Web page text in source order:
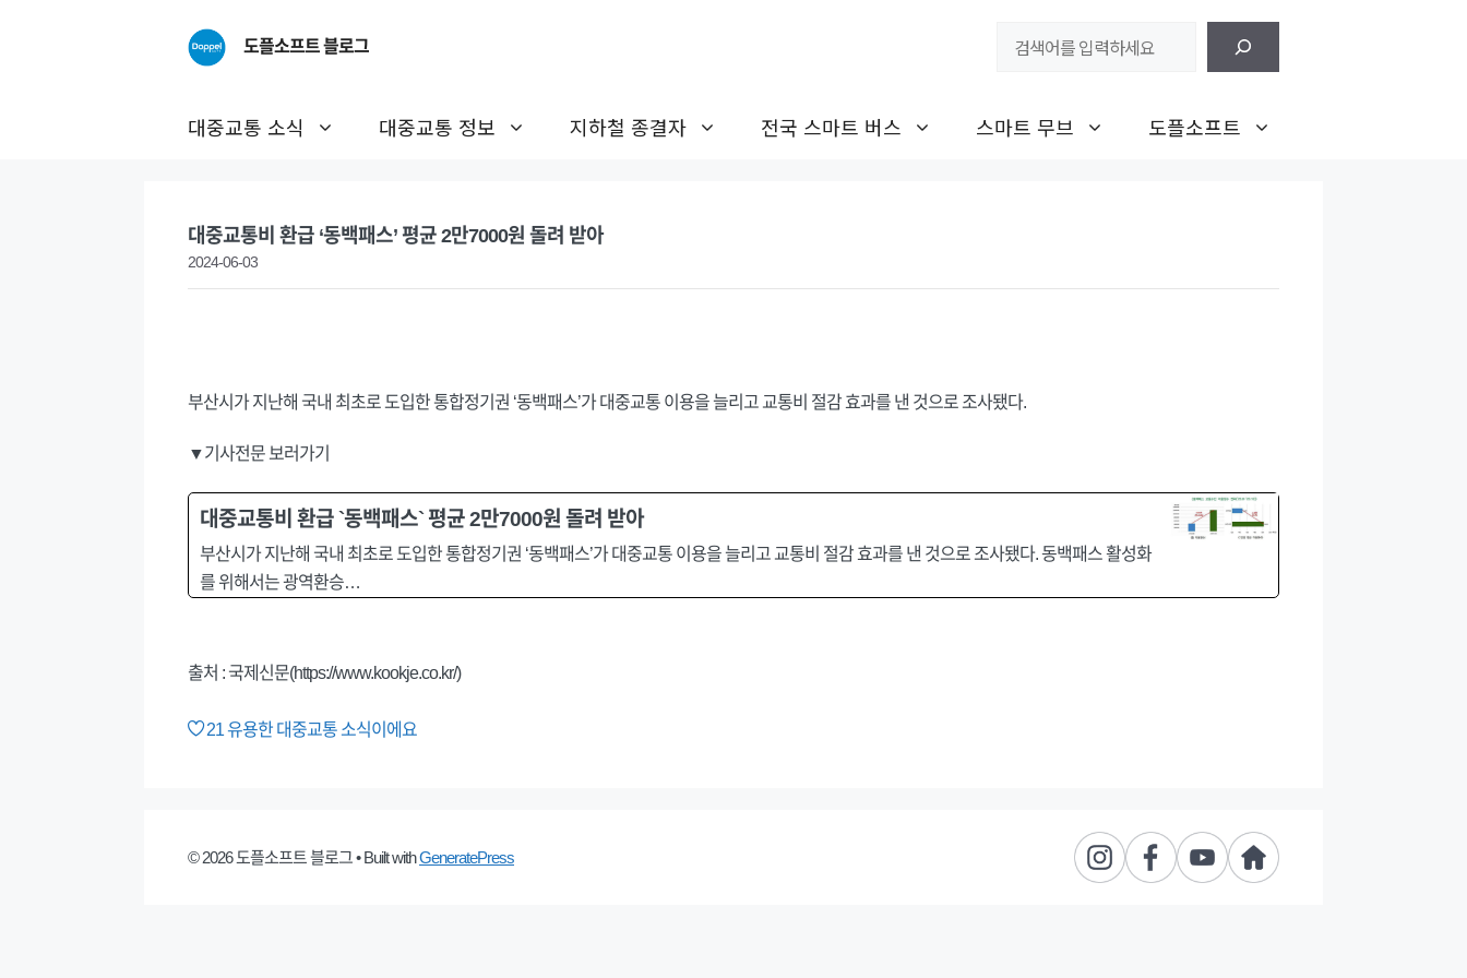
도플소프트 블로그
대중교통 소식 대중교통 정보 지하철 종결자 전국 스마트 버스 스마트 무브 도플소프트
대중교통비 환급 ‘동백패스’ 평균 2만7000원 돌려 받아
2024-06-03
부산시가 지난해 국내 최초로 도입한 통합정기권 ‘동백패스’가 대중교통 이용을 늘리고 교통비 절감 효과를 낸 것으로 조사됐다.
▼기사전문 보러가기
대중교통비 환급 `동백패스` 평균 2만7000원 돌려 받아
부산시가 지난해 국내 최초로 도입한 통합정기권 ‘동백패스’가 대중교통 이용을 늘리고 교통비 절감 효과를 낸 것으로 조사됐다. 동백패스 활성화
를 위해서는 광역환승…
출처 : 국제신문(https://www.kookje.co.kr/)
21유용한 대중교통 소식이에요
© 2026 도플소프트 블로그• Built withGeneratePress